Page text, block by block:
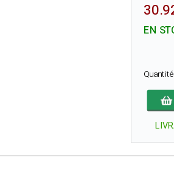
EN
Quantité